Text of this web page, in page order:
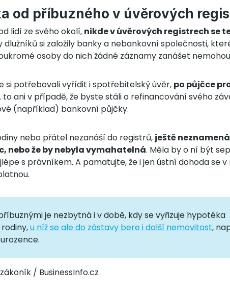
od příbuzného v úvěrových
lidí ze svého okolí, nikde v úvěrových registrech se
dlužníků si založily banky a nebankovní společnosti,
osoby do nich žádné záznamy zanášet
si potřebovali vyřídit i spotřebitelský úvěr, po půjčce
to ani v případě, že byste stáli o refinancování svého
(například) bankovní půjčky.
nebo přátel nezanáší do registrů, ještě
nebo že by nebyla vymahatelná. Měla by o ní být
s právníkem. A pamatujte, že i jen ústní dohoda se
je nezbytná i v době, kdy se vyřizuje hypotéka
u níž se ale do zástavy bere i další nemovitost,
/ BusinessInfo.cz